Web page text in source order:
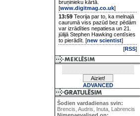
bruņinieku kārtā.
[www.digitmag.co.uk]
13:59 Teorija par to, ka melnajā
caurumā viss pazūd bez pēdām
var izrādīties nepatiesa un 21.
jūlijā Stephen Hawking centīsies
to pierādīt. [new scientist]
[RSS]
ADVANCED
Šodien vardadienas svin:
Brencis, Audris, Inuta, Labrencis